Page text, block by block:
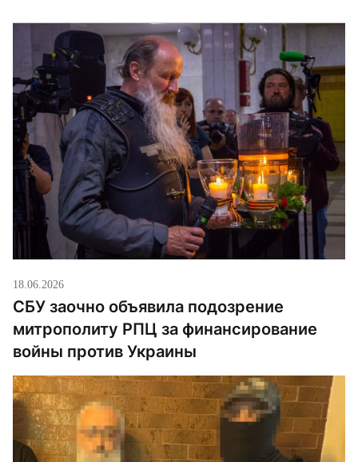
управления ФСБ России по Донецкой области.
Следствие утверждает, что в 2023 году Гавриш
систематически преследовал священников
Православной церкви Украины на […]
18.06.2026
СБУ заочно объявила подозрение
митрополиту РПЦ за финансирование
войны против Украины